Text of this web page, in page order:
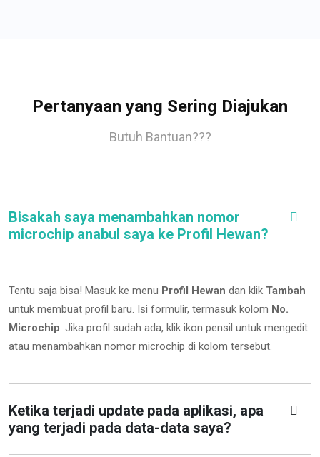
Pertanyaan yang Sering Diajukan
Butuh Bantuan???
Bisakah saya menambahkan nomor
microchip anabul saya ke Profil Hewan?
Tentu saja bisa! Masuk ke menu Profil Hewan dan klik Tambah
untuk membuat profil baru. Isi formulir, termasuk kolom No.
Microchip. Jika profil sudah ada, klik ikon pensil untuk mengedit
atau menambahkan nomor microchip di kolom tersebut.
Ketika terjadi update pada aplikasi, apa
yang terjadi pada data-data saya?